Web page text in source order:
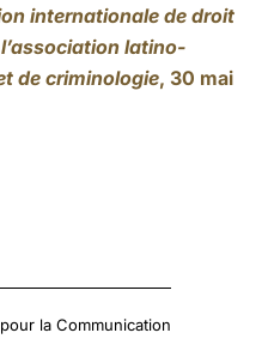
internationale de droit
latino-
de criminologie, 30 mai
la Communication